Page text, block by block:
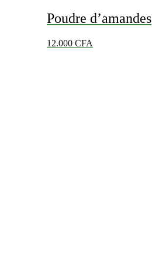
Poudre d’amandes
12.000 CFA